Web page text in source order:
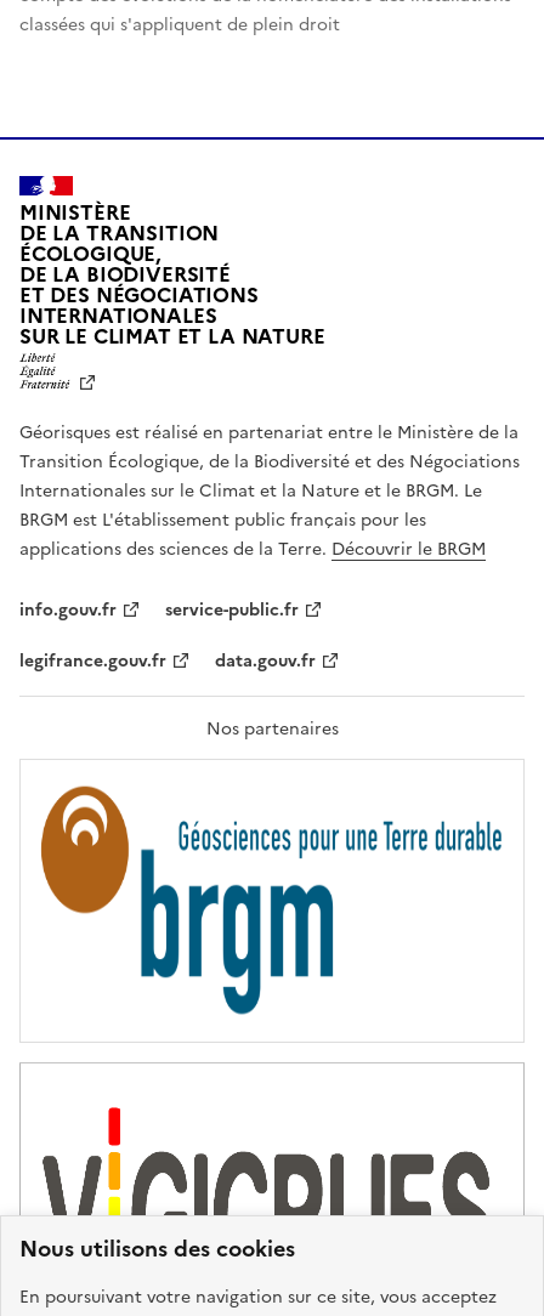
Nous utilisons des cookies
En poursuivant votre navigation sur ce site, vous acceptez
classées qui s'appliquent de plein droit
MINISTÈRE
DE LA TRANSITION
ÉCOLOGIQUE,
DE LA BIODIVERSITÉ
ET DES NÉGOCIATIONS
INTERNATIONALES
SUR LE CLIMAT ET LA NATUREL
T
É
,
É
G
A
L
F
A
T
R
T
É
Géorisques est réalisé en partenariat entre le Ministère de la
Transition Écologique, de la Biodiversité et des Négociations
Internationales sur le Climat et la Nature et le BRGM. Le
BRGM est L'établissement public français pour les
applications des sciences de la Terre. Découvrir le BRGM
info.gouv.fr
service-public.fr
legifrance.gouv.fr
data.gouv.fr
Nos partenaires